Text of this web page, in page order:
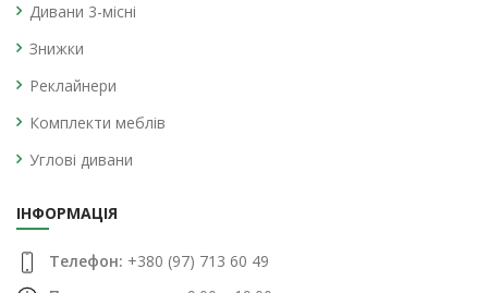
Дивани 3-місні
Знижки
Реклайнери
Комплекти меблів
Углові дивани
ІНФОРМАЦІЯ
Телефон: +380 (97) 713 60 49